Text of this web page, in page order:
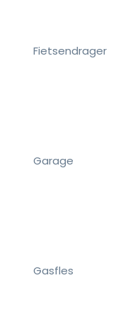
Fietsendrager
Garage
Gasfles